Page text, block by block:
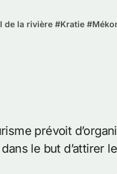
de la rivière #Kratie #
prévoit
le but d’attirer